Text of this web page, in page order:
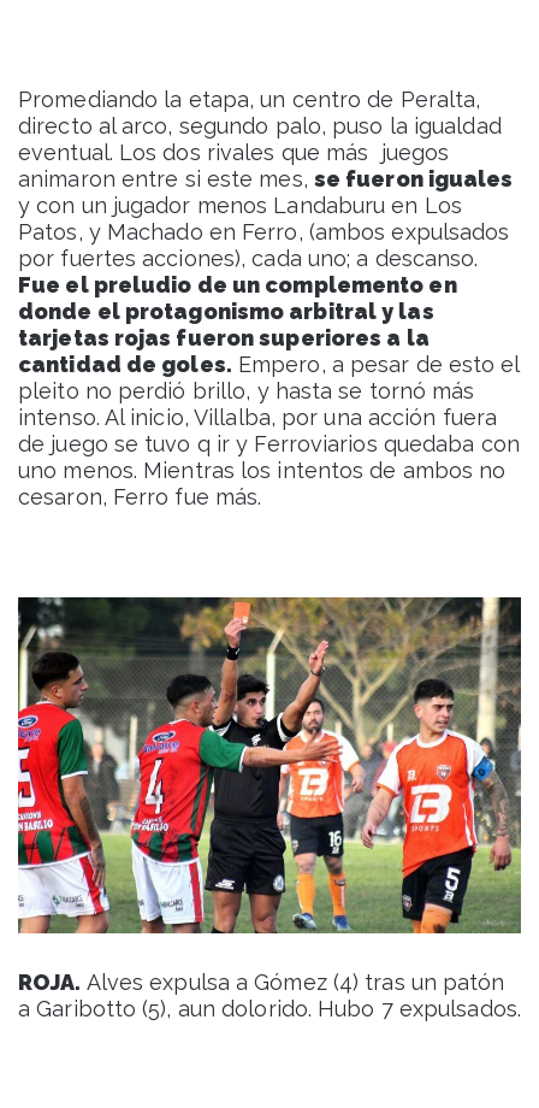
Promediando la etapa, un centro de Peralta,
directo al arco, segundo palo, puso la igualdad
eventual. Los dos rivales que más juegos
animaron entre si este mes, se fueron iguales
y con un jugador menos Landaburu en Los
Patos, y Machado en Ferro, (ambos expulsados
por fuertes acciones), cada uno; a descanso.
Fue el preludio de un complemento en
donde el protagonismo arbitral y las
tarjetas rojas fueron superiores a la
cantidad de goles. Empero, a pesar de esto el
pleito no perdió brillo, y hasta se tornó más
intenso. Al inicio, Villalba, por una acción fuera
de juego se tuvo q ir y Ferroviarios quedaba con
uno menos. Mientras los intentos de ambos no
cesaron, Ferro fue más.
ROJA. Alves expulsa a Gómez (4) tras un patón
a Garibotto (5), aun dolorido. Hubo 7 expulsados.